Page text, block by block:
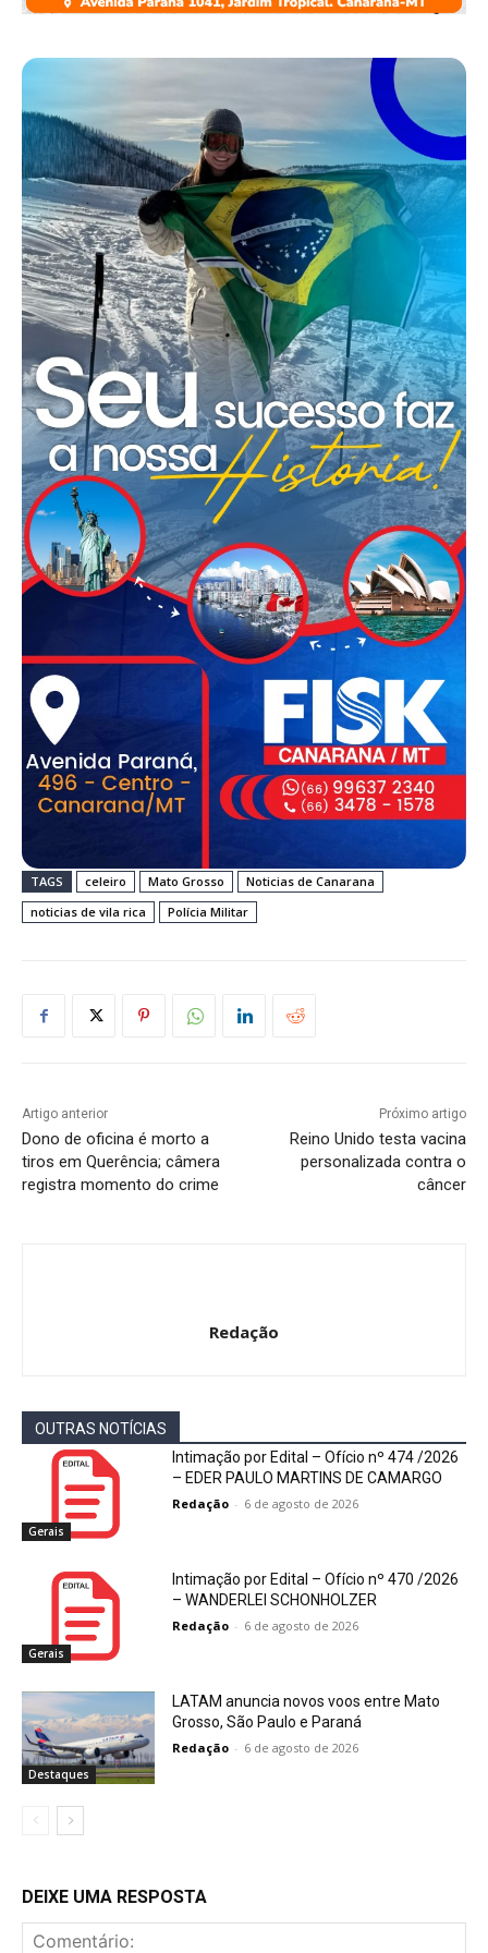
TAGS celeiro Mato Grosso
Noticias de Canarana
noticias de vila rica
Polícia Militar
Artigo anterior
Dono de oficina é morto a
tiros em Querência; câmera
registra momento do crime
Próximo artigo
Reino Unido testa vacina
personalizada contra o
câncer
Redação
OUTRAS NOTÍCIAS
Gerais
Intimação por Edital – Ofício nº 474 /2026
– EDER PAULO MARTINS DE CAMARGO
Redação - 6 de agosto de 2026
Gerais
Intimação por Edital – Ofício nº 470 /2026
– WANDERLEI SCHONHOLZER
Redação - 6 de agosto de 2026
Destaques
LATAM anuncia novos voos entre Mato
Grosso, São Paulo e Paraná
Redação - 6 de agosto de 2026
DEIXE UMA RESPOSTA